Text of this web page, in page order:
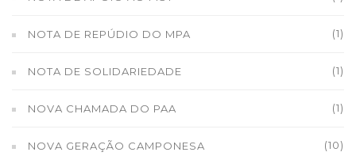
NOTA DE REPÚDIO DO MPA (1)
NOTA DE SOLIDARIEDADE (1)
NOVA CHAMADA DO PAA (1)
NOVA GERAÇÃO CAMPONESA (10)